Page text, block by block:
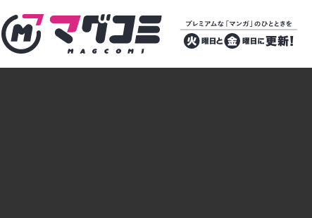
マグコミ – Mag Garden Comic Online
プレミアムな
「マンガ」のひ